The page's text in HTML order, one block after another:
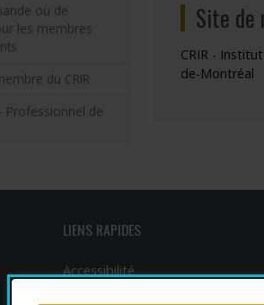
ou de
les membres
du CRIR
Professionnel de
Site de
CRIR -
de-Montréal
LIENS RAPIDES
Accessibilité